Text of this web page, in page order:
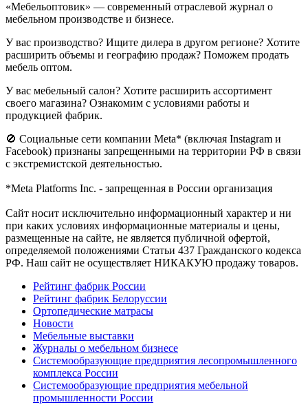
«Мебельоптовик» — современный отраслевой журнал о
мебельном производстве и бизнесе.
У вас производство? Ищите дилера в другом регионе? Хотите
расширить объемы и географию продаж? Поможем продать
мебель оптом.
У вас мебельный салон? Хотите расширить ассортимент
своего магазина? Ознакомим с условиями работы и
продукцией фабрик.
🚫 Социальные сети компании Meta* (включая Instagram и
Facebook) признаны запрещенными на территории РФ в связи
с экстремистской деятельностью.
*Meta Platforms Inc. - запрещенная в России организация
Cайт носит исключительно информационный характер и ни
при каких условиях информационные материалы и цены,
размещенные на сайте, не является публичной офертой,
определяемой положениями Статьи 437 Гражданского кодекса
РФ. Наш сайт не осуществляет НИКАКУЮ продажу товаров.
Рейтинг фабрик России
Рейтинг фабрик Белоруссии
Ортопедические матрасы
Новости
Мебельные выставки
Журналы о мебельном бизнесе
Системообразующие предприятия лесопромышленного
комплекса России
Системообразующие предприятия мебельной
промышленности России